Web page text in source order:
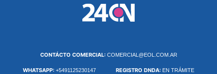
CONTÁCTO COMERCIAL: COMERCIAL@EOL.COM.AR
WHATSAPP: +5491125230147 REGISTRO DNDA: EN TRÁMITE